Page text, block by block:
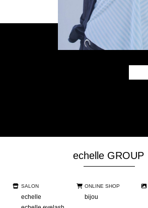
echelle GROUP
SALON
echelle
ONLINE SHOP
bijou